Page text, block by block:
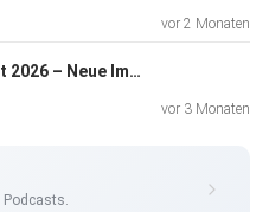
Umweltmediziner
• Dr. Lukas Hermann
BKK
vor 2 Monaten
Folge 30: GINA-Report 2026 – Neue Impulse für die Asthmatherapie
vor 3 Monaten